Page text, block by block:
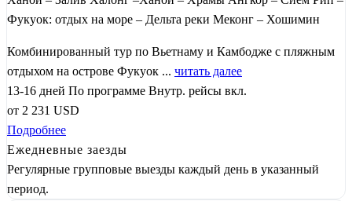
Фукуок: отдых на море – Дельта реки Меконг – Хошимин
Комбинированный тур по Вьетнаму и Камбодже с пляжным
отдыхом на острове Фукуок ... читать далее
13-16 дней По программе Внутр. рейсы вкл.
от 2 231 USD
Подробнее
Ежедневные заезды
Регулярные групповые выезды каждый день в указанный
период.